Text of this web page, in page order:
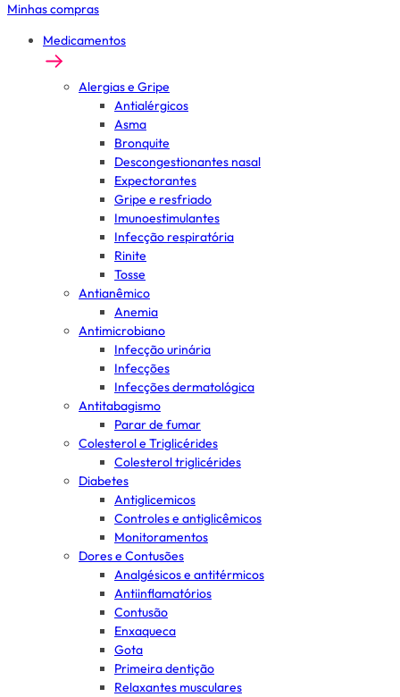
Minhas compras
Medicamentos
Alergias e Gripe
Antialérgicos
Asma
Bronquite
Descongestionantes nasal
Expectorantes
Gripe e resfriado
Imunoestimulantes
Infecção respiratória
Rinite
Tosse
Antianêmico
Anemia
Antimicrobiano
Infecção urinária
Infecções
Infecções dermatológica
Antitabagismo
Parar de fumar
Colesterol e Triglicérides
Colesterol triglicérides
Diabetes
Antiglicemicos
Controles e antiglicêmicos
Monitoramentos
Dores e Contusões
Analgésicos e antitérmicos
Antiinflamatórios
Contusão
Enxaqueca
Gota
Primeira dentição
Relaxantes musculares